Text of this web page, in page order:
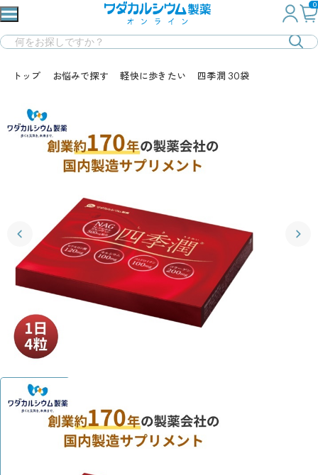
0
トップ お悩みで探す 軽快に歩きたい 四季潤 30袋